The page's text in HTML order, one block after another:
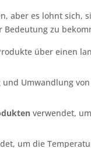
aber es lohnt sich,
zu
über einen
Umwandlung von
verwendet,
um die